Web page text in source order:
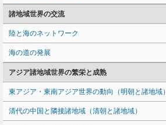
諸地域世界の交流
陸と海のネットワーク
海の道の発展
アジア諸地域世界の繁栄と成熟
東アジア・東南アジア世界の動向（明朝と諸地域）
清代の中国と隣接諸地域（清朝と諸地域）